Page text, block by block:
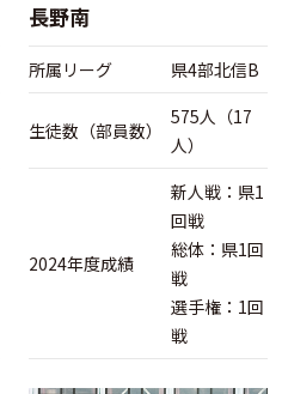
長野南
所属リーグ 県4部北信B
生徒数（部員数）
575人（17
人）
2024年度成績
新人戦：県1
回戦
総体：県1回
戦
選手権：1回
戦